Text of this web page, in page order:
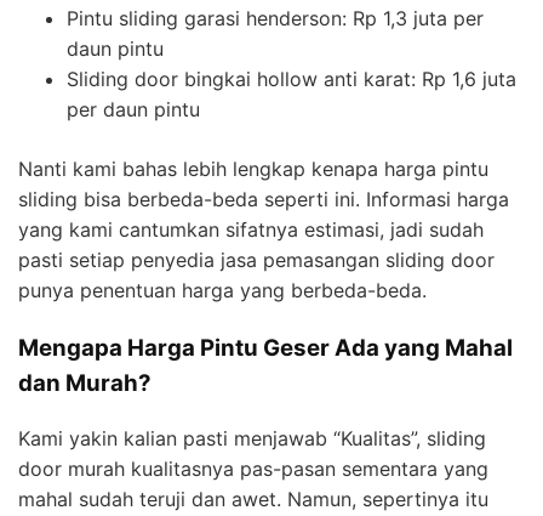
Pintu sliding garasi henderson: Rp 1,3 juta per
daun pintu
Sliding door bingkai hollow anti karat: Rp 1,6 juta
per daun pintu
Nanti kami bahas lebih lengkap kenapa harga pintu
sliding bisa berbeda-beda seperti ini. Informasi harga
yang kami cantumkan sifatnya estimasi, jadi sudah
pasti setiap penyedia jasa pemasangan sliding door
punya penentuan harga yang berbeda-beda.
Mengapa Harga Pintu Geser Ada yang Mahal
dan Murah?
Kami yakin kalian pasti menjawab “Kualitas”, sliding
door murah kualitasnya pas-pasan sementara yang
mahal sudah teruji dan awet. Namun, sepertinya itu